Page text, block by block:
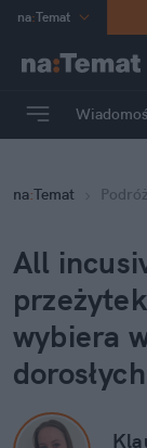
na:Temat
Poland
mama
Rozrywka
na:Temat
All
wybiera